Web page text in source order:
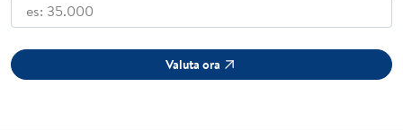
Valuta ora